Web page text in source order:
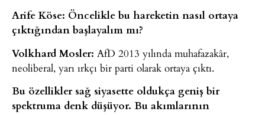
Arife Köse: Öncelikle bu hareketin nasıl ortaya
çıktığından başlayalım mı?
Volkhard Mosler: AfD 2013 yılında muhafazakâr,
neoliberal, yarı ırkçı bir parti olarak ortaya çıktı.
Bu özellikler sağ siyasette oldukça geniş bir
spektruma denk düşüyor. Bu akımlarının